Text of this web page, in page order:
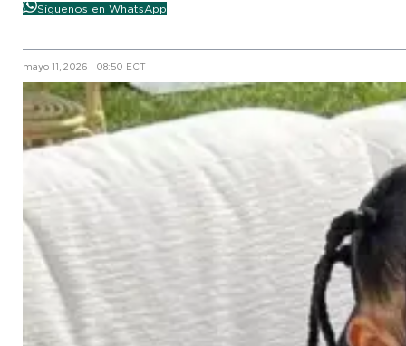
Síguenos en WhatsApp
mayo 11, 2026 | 08:50 ECT